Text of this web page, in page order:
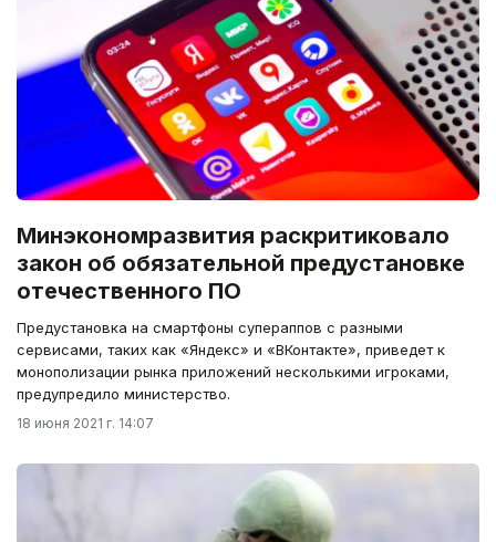
Минэкономразвития раскритиковало
закон об обязательной предустановке
отечественного ПО
Предустановка на смартфоны супераппов с разными
сервисами, таких как «Яндекс» и «ВКонтакте», приведет к
монополизации рынка приложений несколькими игроками,
предупредило министерство.
18 июня 2021 г. 14:07